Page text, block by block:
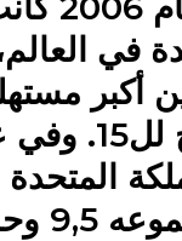
في
أكبر
المتحدة